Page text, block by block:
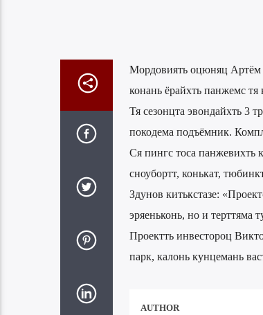
Мордовиять оцюняц Артём
конань ёрайхть панжемс тя
Тя сезонцта эвондайхть 3
покодема подъёмник.
Ся пингс тоса панжевихть
сноубортт, конькат,
Здунов китькстазе:
эряеньконь, но и терттяма
Проектть инвестороц
парк, калонь кунцемань
AUTHOR